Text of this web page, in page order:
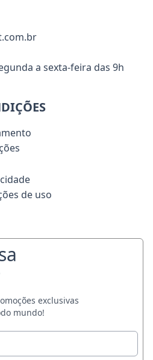
a sexta-feira das 9h
de uso
exclusivas
mundo!